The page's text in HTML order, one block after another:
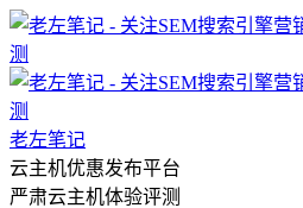
老左笔记
云主机优惠发布平台
严肃云主机体验评测